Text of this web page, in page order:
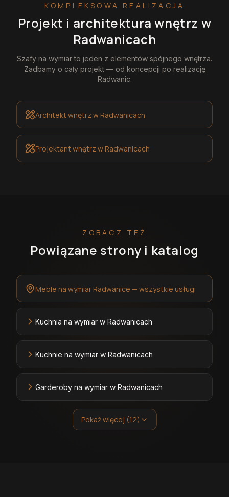
KOMPLEKSOWA REALIZACJA
Projekt i architektura wnętrz w
Radwanicach
Szafy na wymiarto jeden z elementów spójnego wnętrza.
Zadbamy o cały projekt — od koncepcji po realizację
Radwanic.
Architekt wnętrzw Radwanicach
Projektant wnętrzw Radwanicach
ZOBACZ TEŻ
Powiązane strony i katalog
Meble na wymiar Radwanice — wszystkie usługi
Kuchnia na wymiar w Radwanicach
Kuchnie na wymiar w Radwanicach
Garderoby na wymiar w Radwanicach
Pokaż więcej (12)